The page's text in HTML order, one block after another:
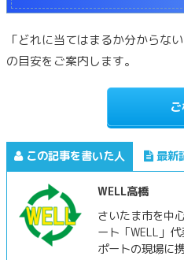
「どれに当てはまるか分からな
の目安をご案内します。
この記事を書いた人 最新
WELL高橋
さいたま市を中
ート「WELL」
ポートの現場に